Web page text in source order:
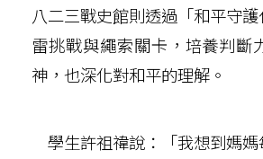
八二三戰史館則透過「和平守
雷挑戰與繩索關卡，培養判斷
神，也深化對和平的理解。
學生許祖禕說：「我想到媽